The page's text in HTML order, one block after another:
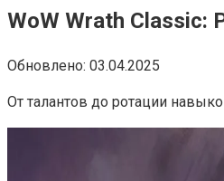
WoW Wrath Classic:
Обновлено: 03.04.2025
От талантов до ротации